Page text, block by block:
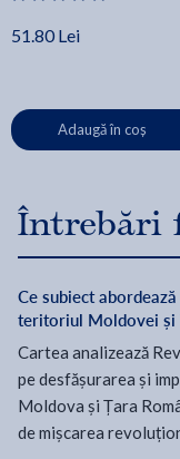
51.80 Lei
Adaugă în coș
Întrebări
Ce subiect
teritoriul Moldovei și
Cartea analizează
pe desfășurarea și
Moldova și Țara
de mișcarea